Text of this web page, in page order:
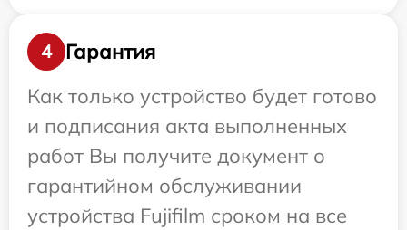
4
Гарантия
Как только устройство будет готово
и подписания акта выполненных
работ Вы получите документ о
гарантийном обслуживании
устройства Fujifilm сроком на все